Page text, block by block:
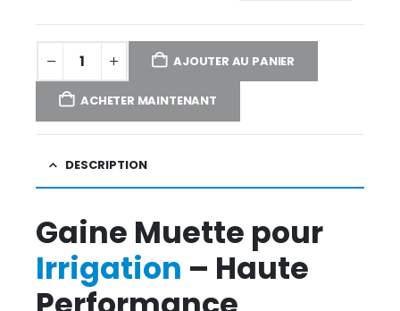
AJOUTER AU PANIER
ACHETER MAINTENANT
DESCRIPTION
Gaine Muette pour
Irrigation – Haute